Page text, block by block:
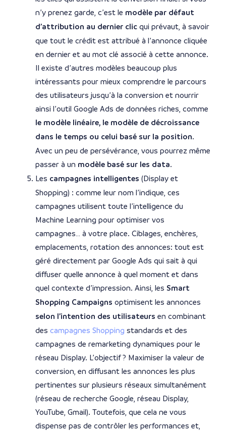
n’y prenez garde, c’est le modèle par défaut
d’attribution au dernier clic qui prévaut, à savoir
que tout le crédit est attribué à l’annonce cliquée
en dernier et au mot clé associé à cette annonce.
Il existe d’autres modèles beaucoup plus
intéressants pour mieux comprendre le parcours
des utilisateurs jusqu’à la conversion et nourrir
ainsi l’outil Google Ads de données riches, comme
le modèle linéaire, le modèle de décroissance
dans le temps ou celui basé sur la position.
Avec un peu de persévérance, vous pourrez même
passer à un modèle basé sur les data.
Les campagnes intelligentes (Display et
Shopping) : comme leur nom l’indique, ces
campagnes utilisent toute l’intelligence du
Machine Learning pour optimiser vos
campagnes… à votre place. Ciblages, enchères,
emplacements, rotation des annonces: tout est
géré directement par Google Ads qui sait à qui
diffuser quelle annonce à quel moment et dans
quel contexte d’impression. Ainsi, les Smart
Shopping Campaigns optimisent les annonces
selon l’intention des utilisateurs en combinant
des campagnes Shopping standards et des
campagnes de remarketing dynamiques pour le
réseau Display. L’objectif ? Maximiser la valeur de
conversion, en diffusant les annonces les plus
pertinentes sur plusieurs réseaux simultanément
(réseau de recherche Google, réseau Display,
YouTube, Gmail). Toutefois, que cela ne vous
dispense pas de contrôler les performances et,